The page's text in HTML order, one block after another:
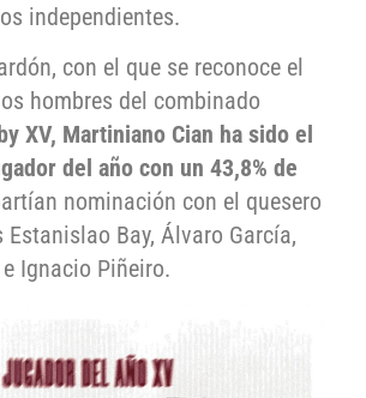
independientes.
con el que se reconoce el
hombres del combinado
XV, Martiniano Cian ha sido el
del año con un 43,8% de
nominación con el quesero
Estanislao Bay, Álvaro García,
Ignacio Piñeiro.